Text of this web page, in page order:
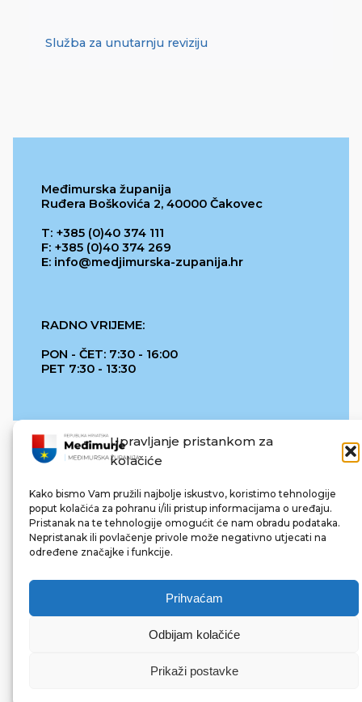
Upravljanje pristankom za
kolačiće
Kako bismo Vam pružili najbolje iskustvo, koristimo tehnologije
poput kolačića za pohranu i/ili pristup informacijama o uređaju.
Pristanak na te tehnologije omogućit će nam obradu podataka.
Nepristanak ili povlačenje privole može negativno utjecati na
određene značajke i funkcije.
Prihvaćam
Odbijam kolačiće
Prikaži postavke
Služba za unutarnju reviziju
Međimurska županija
Ruđera Boškovića 2, 40000 Čakovec
T: +385 (0)40 374 111
F: +385 (0)40 374 269
E: info@medjimurska-zupanija.hr
RADNO VRIJEME:
PON - ČET: 7:30 - 16:00
PET 7:30 - 13:30
REPUBLIKA HRVATSKA
© 2022 Međimurska županija. Sva prava pridržana.